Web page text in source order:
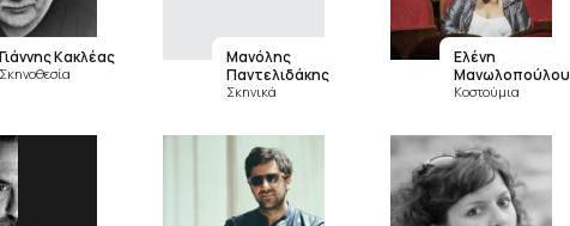
Γιάννης Κακλέας
Σκηνοθεσία
Μανόλης
Παντελιδάκης
Σκηνικά
Ελένη
Μανωλοπούλου
Κοστούμια